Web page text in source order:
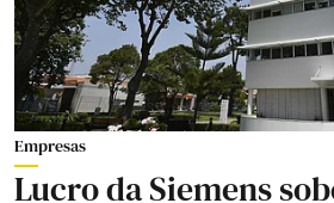
Empresas
Lucro da Siemens